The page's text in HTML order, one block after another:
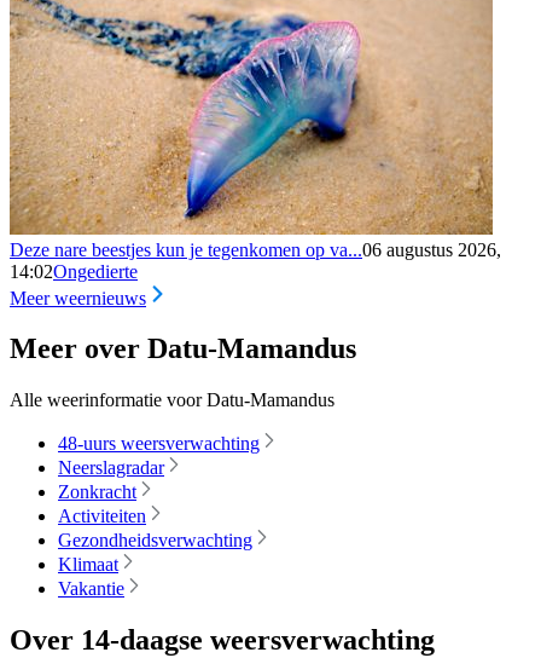
Deze nare beestjes kun je tegenkomen op va...06 augustus 2026,
14:02Ongedierte
Meer weernieuws
Meer over Datu-Mamandus
Alle weerinformatie voor Datu-Mamandus
48-uurs weersverwachting
Neerslagradar
Zonkracht
Activiteiten
Gezondheidsverwachting
Klimaat
Vakantie
Over 14-daagse weersverwachting